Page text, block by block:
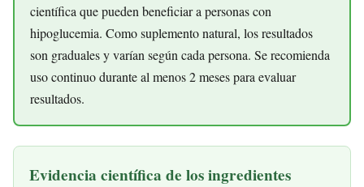
científica que pueden beneficiar a personas con
hipoglucemia. Como suplemento natural, los resultados
son graduales y varían según cada persona. Se recomienda
uso continuo durante al menos 2 meses para evaluar
resultados.
Evidencia científica de los ingredientes